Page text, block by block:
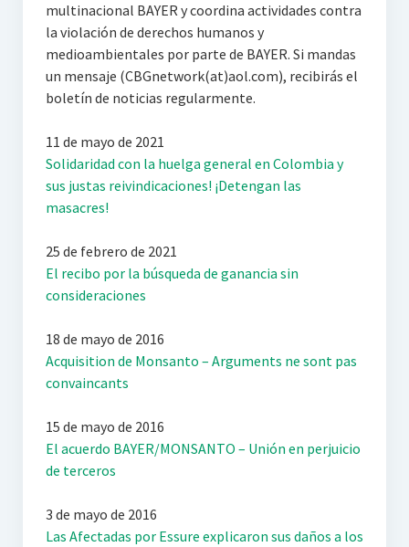
SPENDEN
multinacional BAYER y coordina actividades contra
la violación de derechos humanos y
medioambientales por parte de BAYER. Si mandas
un mensaje (CBGnetwork(at)aol.com), recibirás el
boletín de noticias regularmente.
11 de mayo de 2021
Solidaridad con la huelga general en Colombia y
sus justas reivindicaciones! ¡Detengan las
masacres!
25 de febrero de 2021
El recibo por la búsqueda de ganancia sin
consideraciones
18 de mayo de 2016
Acquisition de Monsanto – Arguments ne sont pas
convaincants
15 de mayo de 2016
El acuerdo BAYER/MONSANTO – Unión en perjuicio
de terceros
3 de mayo de 2016
Las Afectadas por Essure explicaron sus daños a los